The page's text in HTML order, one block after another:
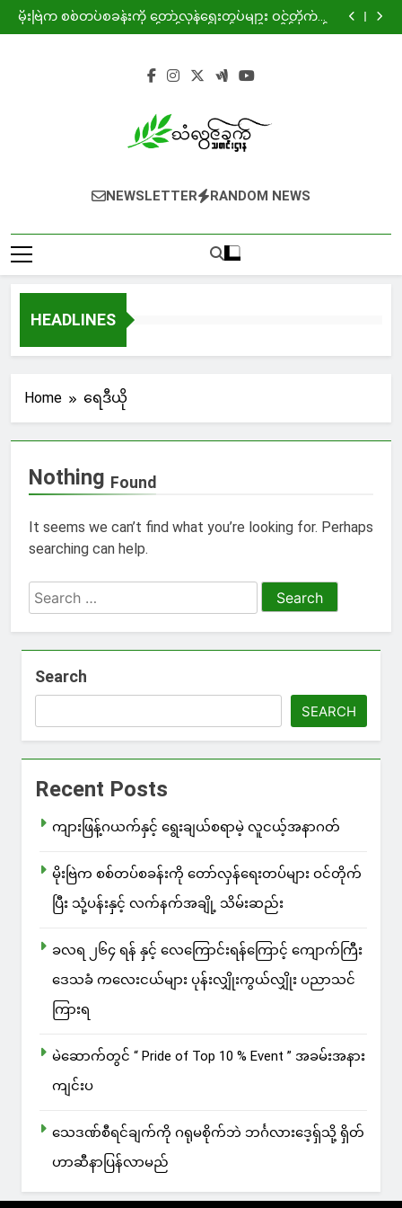
Skip
to
မိုးဗြဲက စစ်တပ်စခန်းကို တော်လှန်ရေးတပ်များ ဝင်တိုက်ပြီး
သုံ့ပန်းနှင့် လက်နက်အချို့ သိမ်းဆည်း
ခလရ ၂၆၄ ရန် နှင့် လေကြောင်းရန်ကြောင့် ကျောက်ကြီး
ကျားဖြန့်ဂယက်နှင့် ရွေးချယ်စရာမဲ့ လူငယ့်အနာဂတ်
မိုးဗြဲက စစ်တပ်စခန်းကို တော်လှန်ရေးတပ်များ ဝင်တိုက်ပြီး
ဒေသခံ ကလေးငယ်များ ပုန်းလျှိုးကွယ်လျှိုး ပညာသင်ကြား
မဲဆောက်တွင် “ Pride of Top 10 % Event ” အခမ်းအနား
NEWSLETTER RANDOM NEWS
HEADLINES
Home ရေဒီယို
Nothing Found
It seems we can’t find what you’re looking for. Perhaps
searching can help.
Search
for:
Search
SEARCH
Recent Posts
ကျားဖြန့်ဂယက်နှင့် ရွေးချယ်စရာမဲ့ လူငယ့်အနာဂတ်
မိုးဗြဲက စစ်တပ်စခန်းကို တော်လှန်ရေးတပ်များ ဝင်တိုက်
ပြီး သုံ့ပန်းနှင့် လက်နက်အချို့ သိမ်းဆည်း
ခလရ ၂၆၄ ရန် နှင့် လေကြောင်းရန်ကြောင့် ကျောက်ကြီး
ဒေသခံ ကလေးငယ်များ ပုန်းလျှိုးကွယ်လျှိုး ပညာသင်
ကြားရ
မဲဆောက်တွင် “ Pride of Top 10 % Event ” အခမ်းအနား
ကျင်းပ
သေဒဏ်စီရင်ချက်ကို ဂရုမစိုက်ဘဲ ဘင်္ဂလားဒေ့ရှ်သို့ ရှိတ်
ဟာဆီနာပြန်လာမည်